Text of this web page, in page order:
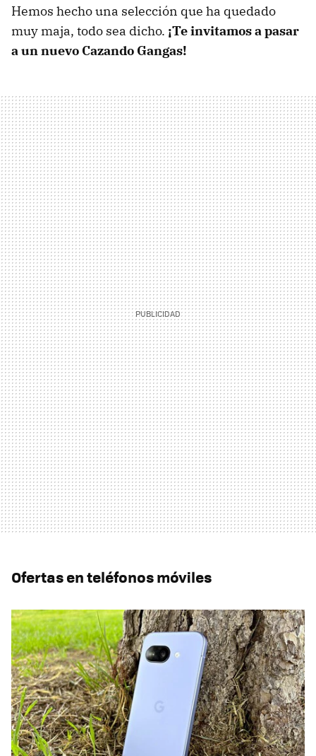
Hemos hecho una selección que ha quedado
muy maja, todo sea dicho. ¡Te invitamos a pasar
a un nuevo Cazando Gangas!
Ofertas en teléfonos móviles